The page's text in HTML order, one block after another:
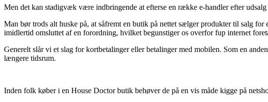
Men det kan stadigvæk være indbringende at efterse en række e-handler efter
Man bør trods alt huske på, at såfremt en butik på nettet sælger produkter til salg
imidlertid omsluttet af en forordning, hvilket begunstiger os overfor fup internet
Generelt slår vi et slag for kortbetalinger eller betalinger med mobilen. Som en
længere tidsrum.
Inden folk køber i en House Doctor butik behøver de på en vis måde kigge på